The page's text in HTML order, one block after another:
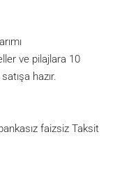
ve pilajlara 10
hazır.
faizsiz Taksit